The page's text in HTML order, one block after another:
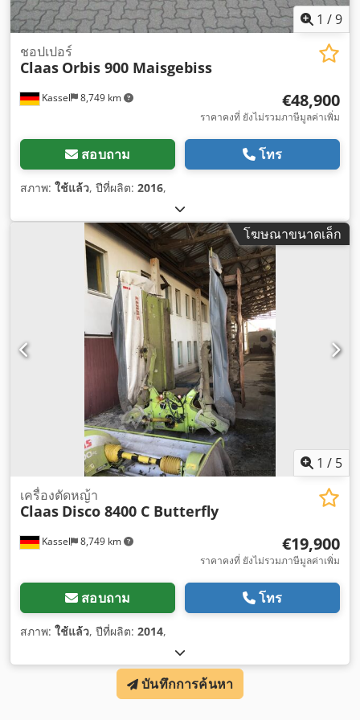
1 /9
Kassel 8,749 km
ชอปเปอร์
Claas Orbis 900 Maisgebiss
€48,900
ราคาคงที่ ยังไม่รวมภาษีมูลค่าเพิ่ม
สอบถาม โทร
สภาพ: ใช้แล้ว, ปีที่ผลิต: 2016,
โฆษณาขนาดเล็ก
1 / 5
Kassel 8,749 km
เครื่องตัดหญ้า
Claas Disco 8400 C Butterfly
€19,900
ราคาคงที่ ยังไม่รวมภาษีมูลค่าเพิ่ม
สอบถาม โทร
สภาพ: ใช้แล้ว, ปีที่ผลิต: 2014,
บันทึกการค้นหา